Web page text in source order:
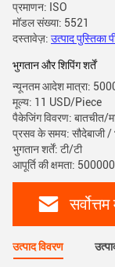
प्रमाणन: ISO
मॉडल संख्या: 5521
दस्तावेज़: उत्पाद पुस्तिका
भुगतान और शिपिंग शर्तें
न्यूनतम आदेश मात्रा:
मूल्य: 11 USD/Piece
पैकेजिंग विवरण:
प्रसव के समय: सौदेबाजी /
भुगतान शर्तें: टी/टी
आपूर्ति की क्षमता:
उत्पाद विवरण